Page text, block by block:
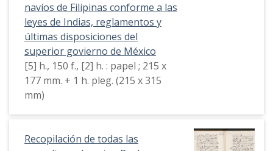
navíos de Filipinas conforme a las
leyes de Indias, reglamentos y
últimas disposiciones del
superior govierno de México
[5] h., 150 f., [2] h. : papel ; 215 x
177 mm. + 1 h. pleg. (215 x 315
mm)
Recopilación de todas las